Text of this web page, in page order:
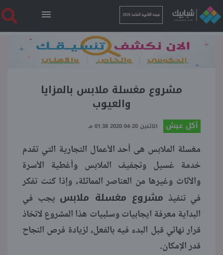
نتيجة الثانوية العامة 2026
الرئيسية
نتيجة الثانوية العامة 2026
فنجان قهوة
بوابة الطلبة
ملفات
مشروع مغسلة ملابس بالمزايا
والعيوب
أكل عيش الاثنين 20-04-2020 01:38 مـ
مغسلة الملابس هى أحد الأعمال التجارية التي تقدم
خدمة غسيل وتجفيف الملابس وأغطية الأسرة
والأثاث وغيرها من العناصر المماثلة، وإذا كنت تفكر
في تنفيذ مشروع مغسلة ملابس يجب في
البداية معرفة ايجابيات وسلبيات هذا المشروع لاتخاذ
قرار نهائي قبل البدء فيه بالفعل، لزيادة فرص النجاح
قدر الإمكان.